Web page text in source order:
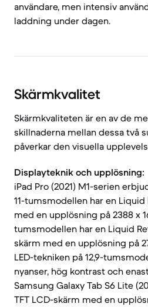
användare, men intensiv
laddning under dagen.
Skärmkvalitet
Skärmkvaliteten är en av de
skillnaderna mellan dessa två
påverkar den visuella
Displayteknik och upplösning:
iPad Pro (2021) M1-serien
11-tumsmodellen har en Liquid
med en upplösning på 2388 x
tumsmodellen har en Liquid
skärm med en upplösning på
LED-tekniken på 12,9-
nyanser, hög kontrast och
Samsung Galaxy Tab S6 Lite
TFT LCD-skärm med en